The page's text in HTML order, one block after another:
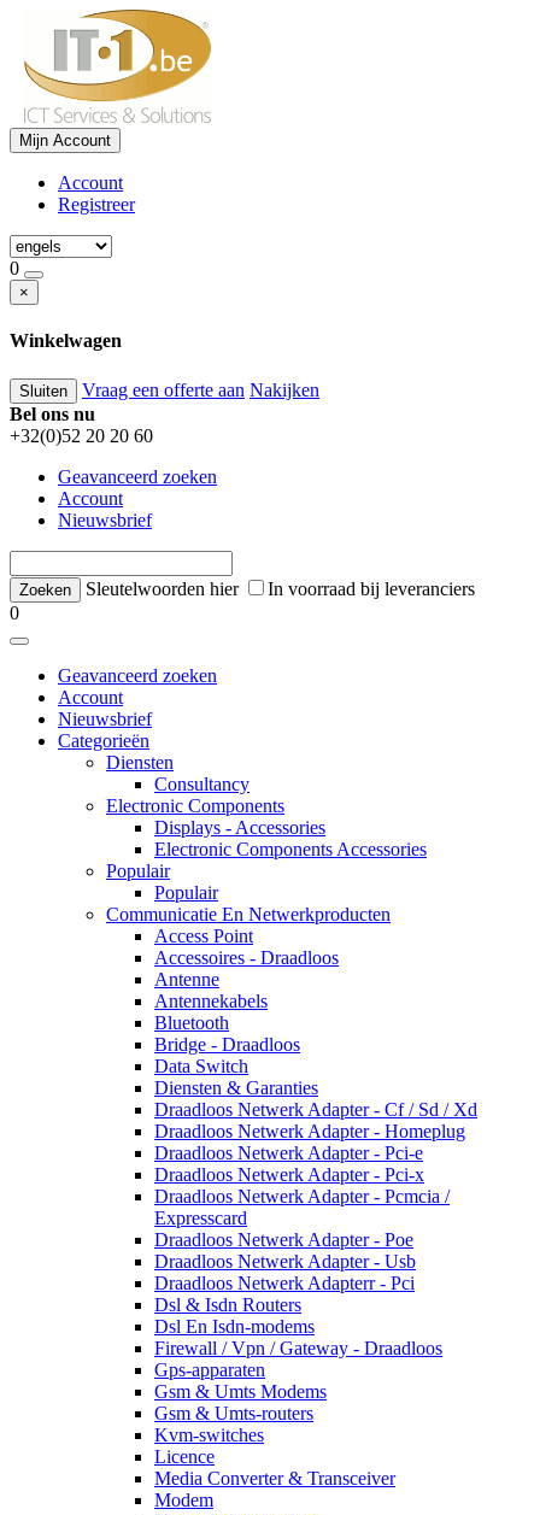
Mijn Account
Account
Registreer
0
×
Winkelwagen
Sluiten Vraag een offerte aan Nakijken
Bel ons nu
+32(0)52 20 20 60
Geavanceerd zoeken
Account
Nieuwsbrief
Sleutelwoorden hier
In voorraad bij leveranciers
0
Geavanceerd zoeken
Account
Nieuwsbrief
Categorieën
Diensten
Consultancy
Electronic Components
Displays - Accessories
Electronic Components Accessories
Populair
Populair
Communicatie En Netwerkproducten
Access Point
Accessoires - Draadloos
Antenne
Antennekabels
Bluetooth
Bridge - Draadloos
Data Switch
Diensten & Garanties
Draadloos Netwerk Adapter - Cf / Sd / Xd
Draadloos Netwerk Adapter - Homeplug
Draadloos Netwerk Adapter - Pci-e
Draadloos Netwerk Adapter - Pci-x
Draadloos Netwerk Adapter - Pcmcia /
Expresscard
Draadloos Netwerk Adapter - Poe
Draadloos Netwerk Adapter - Usb
Draadloos Netwerk Adapterr - Pci
Dsl & Isdn Routers
Dsl En Isdn-modems
Firewall / Vpn / Gateway - Draadloos
Gps-apparaten
Gsm & Umts Modems
Gsm & Umts-routers
Kvm-switches
Licence
Media Converter & Transceiver
Modem